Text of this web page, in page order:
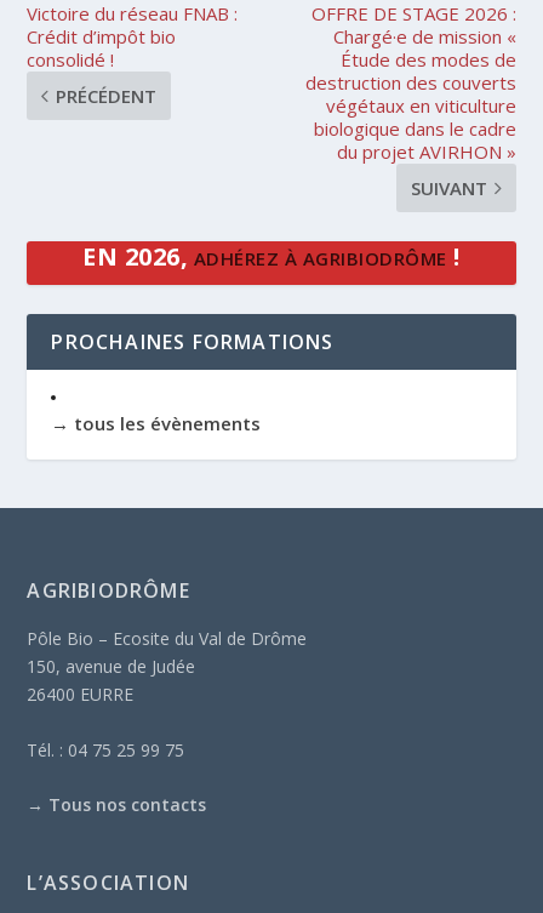
Victoire du réseau FNAB :
Crédit d’impôt bio
consolidé !
PRÉCÉDENT
OFFRE DE STAGE 2026 :
Chargé·e de mission «
Étude des modes de
destruction des couverts
végétaux en viticulture
biologique dans le cadre
du projet AVIRHON »
SUIVANT
EN 2026, ADHÉREZ À AGRIBIODRÔME !
PROCHAINES FORMATIONS
→ tous les évènements
AGRIBIODRÔME
Pôle Bio – Ecosite du Val de Drôme
150, avenue de Judée
26400 EURRE
Tél. : 04 75 25 99 75
→ Tous nos contacts
L’ASSOCIATION